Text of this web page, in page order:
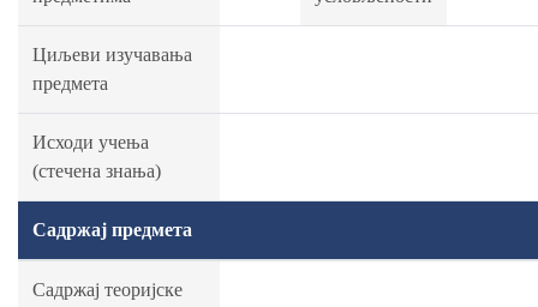
Циљеви изучавања
предмета
Исходи учења
(стечена знања)
Садржај предмета
Садржај теоријске